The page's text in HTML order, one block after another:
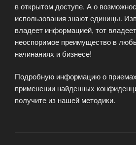
в открытом доступе. А о
использования знают единицы.
владеет информацией, тот
неоспоримое преимущество в
начинаниях и бизнесе!
Подробную информацию о
применении найденных
получите из нашей методики.